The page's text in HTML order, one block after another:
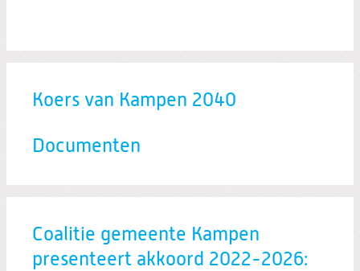
Koers van Kampen 2040
Documenten
Coalitie gemeente Kampen
presenteert akkoord 2022-2026: